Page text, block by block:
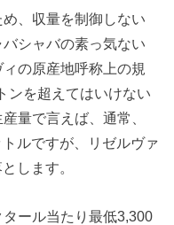
、収量を制御しない
シャバの素っ気ない
の原産地呼称上の規
ンを超えてはいけない
量で言えば、通常、
ルですが、リゼルヴァ
します。
ール当たり最低3,300